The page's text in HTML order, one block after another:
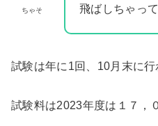
ちゃそ
飛ばしちゃっ
試験は年に1回、10月末に行
試験料は2023年度は１７，